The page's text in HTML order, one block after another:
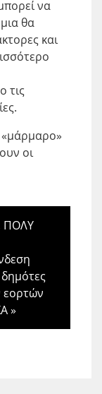
να
θα
και
τις
«μάρμαρο»
οι
ΠΟΛΥ
»